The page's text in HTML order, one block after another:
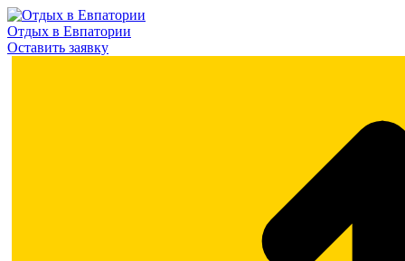
Отдых в Евпатории
Оставить заявку